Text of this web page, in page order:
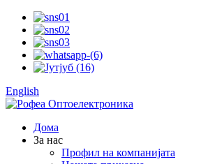
English
Дома
За нас
Профил на компанијата